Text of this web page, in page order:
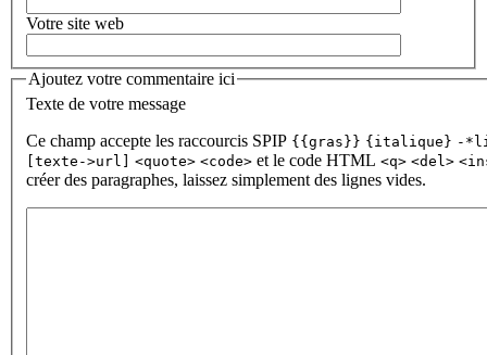
Votre site web
Ajoutez votre commentaire ici
Texte de votre message
Ce champ accepte les raccourcis SPIP {{gras}} {italique} -
[texte->url]
<quote> <code> et le code HTML <q> <del>
créer des paragraphes, laissez simplement des lignes vides.